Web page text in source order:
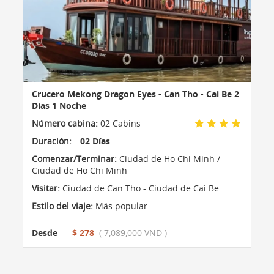
Crucero Mekong Dragon Eyes - Can Tho - Cai Be 2
Días 1 Noche
Número cabina: 02 Cabins
Duración:
02 Días
Comenzar/Terminar: Ciudad de Ho Chi Minh /
Ciudad de Ho Chi Minh
Visitar: Ciudad de Can Tho - Ciudad de Cai Be
Estilo del viaje: Más popular
Desde $ 278 ( 7,089,000 VND )